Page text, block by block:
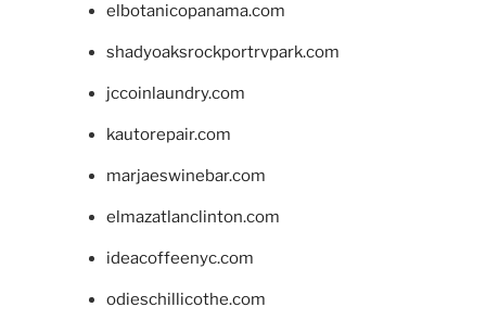
elbotanicopanama.com
shadyoaksrockportrvpark.com
jccoinlaundry.com
kautorepair.com
marjaeswinebar.com
elmazatlanclinton.com
ideacoffeenyc.com
odieschillicothe.com